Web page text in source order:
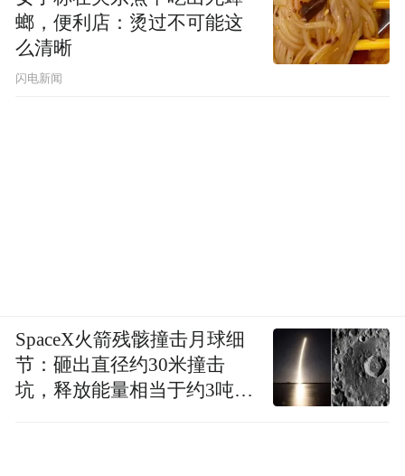
螂，便利店：烫过不可能这
么清晰
闪电新闻
SpaceX火箭残骸撞击月球细
节：砸出直径约30米撞击
坑，释放能量相当于约3吨